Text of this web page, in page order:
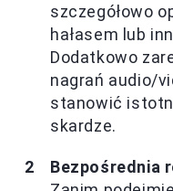
szczegółowo
hałasem lub
Dodatkowo
nagrań audio/
stanowić
skardze.
Bezpośrednia